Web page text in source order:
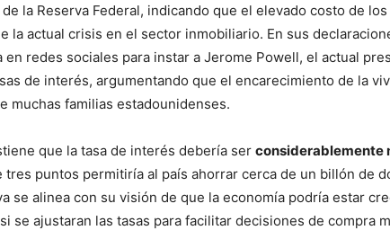
la Reserva Federal, indicando que el elevado costo de
la actual crisis en el sector inmobiliario. En sus
en redes sociales para instar a Jerome Powell, el actual
de interés, argumentando que el encarecimiento de la
muchas familias estadounidenses.
que la tasa de interés debería ser considerablemente
tres puntos permitiría al país ahorrar cerca de un billón de
se alinea con su visión de que la economía podría estar
se ajustaran las tasas para facilitar decisiones de compra